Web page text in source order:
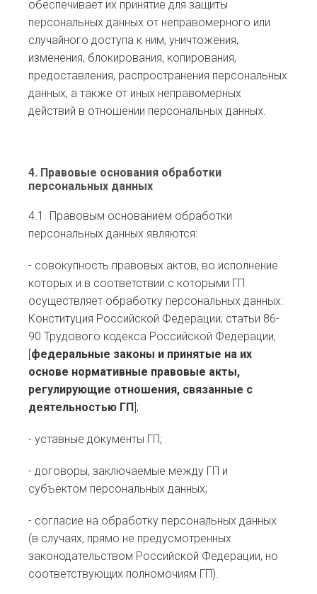
обеспечивает их принятие для защиты
персональных данных от неправомерного или
случайного доступа к ним, уничтожения,
изменения, блокирования, копирования,
предоставления, распространения персональных
данных, а также от иных неправомерных
действий в отношении персональных данных.
4. Правовые основания обработки
персональных данных
4.1. Правовым основанием обработки
персональных данных являются:
- совокупность правовых актов, во исполнение
которых и в соответствии с которыми ГП
осуществляет обработку персональных данных:
Конституция Российской Федерации; статьи 86-
90 Трудового кодекса Российской Федерации,
федеральные законы и принятые на их
основе нормативные правовые акты,
регулирующие отношения, связанные с
деятельностью ГП ];
- уставные документы ГП;
- договоры, заключаемые между ГП и
субъектом персональных данных;
- согласие на обработку персональных данных
(в случаях, прямо не предусмотренных
законодательством Российской Федерации, но
соответствующих полномочиям ГП).